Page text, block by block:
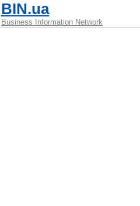
BIN.ua
Business Information Network